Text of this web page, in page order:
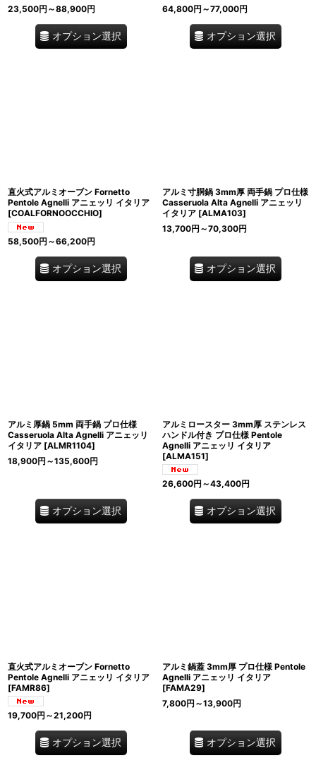
23,500円 ～88,900円
オプション選択
64,800円 ～77,000円
オプション選択
直火式アルミオーブン Fornetto
Pentole Agnelli アニェッリ イタリア
[COALFORNOOCCHIO]
58,500円 ～66,200円
オプション選択
アルミ寸胴鍋 3mm厚 両手鍋 プロ仕様
Casseruola Alta Agnelli アニェッリ
イタリア [ALMA103]
13,700円 ～70,300円
オプション選択
アルミ厚鍋 5mm 両手鍋 プロ仕様
Casseruola Alta Agnelli アニェッリ
イタリア [ALMR1104]
18,900円 ～135,600円
オプション選択
アルミロースター 3mm厚 ステンレス
ハンドル付き プロ仕様 Pentole
Agnelli アニェッリ イタリア
[ALMA151]
26,600円 ～43,400円
オプション選択
直火式アルミオーブン Fornetto
Pentole Agnelli アニェッリ イタリア
[FAMR86]
19,700円 ～21,200円
オプション選択
アルミ鍋蓋 3mm厚 プロ仕様 Pentole
Agnelli アニェッリ イタリア
[FAMA29]
7,800円 ～13,900円
オプション選択